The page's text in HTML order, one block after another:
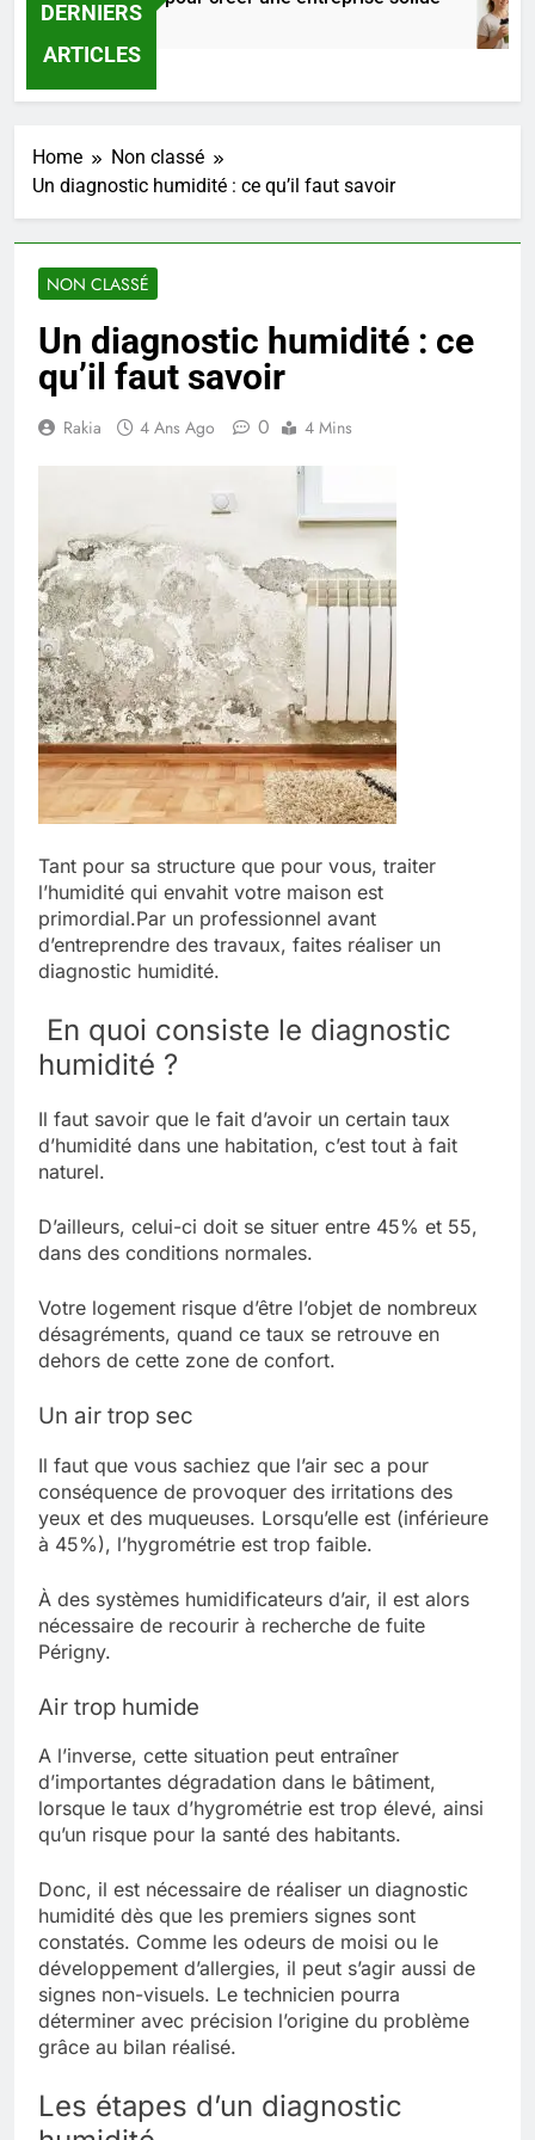
DERNIERS
ARTICLES
Heures Ago
Home
Non classé
Un diagnostic humidité : ce qu’il faut savoir
NON CLASSÉ
Un diagnostic humidité : ce
qu’il faut savoir
Rakia 4 Ans Ago 0 4 Mins
Tant pour sa structure que pour vous, traiter
l’humidité qui envahit votre maison est
primordial.Par un professionnel avant
d’entreprendre des travaux, faites réaliser un
diagnostic humidité.
En quoi consiste le diagnostic
humidité ?
Il faut savoir que le fait d’avoir un certain taux
d’humidité dans une habitation, c’est tout à fait
naturel.
D’ailleurs, celui-ci doit se situer entre 45% et 55,
dans des conditions normales.
Votre logement risque d’être l’objet de nombreux
désagréments, quand ce taux se retrouve en
dehors de cette zone de confort.
Un air trop sec
Il faut que vous sachiez que l’air sec a pour
conséquence de provoquer des irritations des
yeux et des muqueuses. Lorsqu’elle est (inférieure
à 45%), l’hygrométrie est trop faible.
À des systèmes humidificateurs d’air, il est alors
nécessaire de recourir à recherche de fuite
Périgny.
Air trop humide
A l’inverse, cette situation peut entraîner
d’importantes dégradation dans le bâtiment,
lorsque le taux d’hygrométrie est trop élevé, ainsi
qu’un risque pour la santé des habitants.
Donc, il est nécessaire de réaliser un diagnostic
humidité dès que les premiers signes sont
constatés. Comme les odeurs de moisi ou le
développement d’allergies, il peut s’agir aussi de
signes non-visuels. Le technicien pourra
déterminer avec précision l’origine du problème
grâce au bilan réalisé.
Les étapes d’un diagnostic